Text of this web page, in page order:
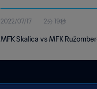
2022/07/17 2分 19秒
MFK Skalica vs MFK